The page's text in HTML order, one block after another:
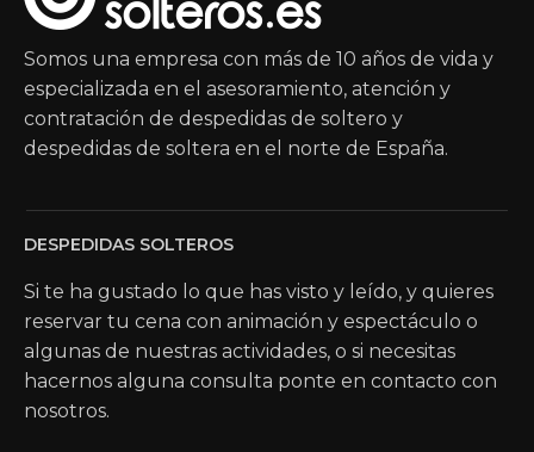
Somos una empresa con más de 10 años de vida y
especializada en el asesoramiento, atención y
contratación de despedidas de soltero y
despedidas de soltera en el norte de España.
DESPEDIDAS SOLTEROS
Si te ha gustado lo que has visto y leído, y quieres
reservar tu cena con animación y espectáculo o
algunas de nuestras actividades, o si necesitas
hacernos alguna consulta ponte en contacto con
nosotros.